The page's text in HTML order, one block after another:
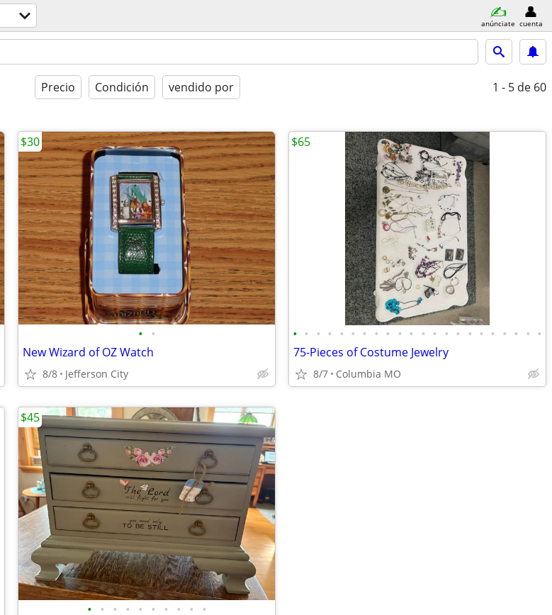
anúnciate cuenta
Precio Condición vendido por 1 - 5 de 60
• •
New Wizard of OZ Watch
8/8 Jefferson City
$30
• • • • • • • • • • • • • • • • • • • • • •
75-Pieces of Costume Jewelry
8/7 Columbia MO
$65
• • • • • • • • • •
$45